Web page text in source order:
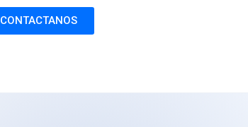
CONTACTANOS